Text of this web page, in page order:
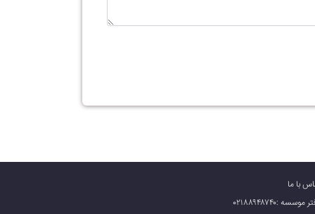
با ما
موسسه :۰۲۱۸۸۹۴۸۷۴۰